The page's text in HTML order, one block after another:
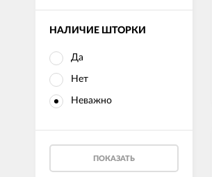
НАЛИЧИЕ ШТОРКИ
Да
Нет
Неважно
ПОКАЗАТЬ